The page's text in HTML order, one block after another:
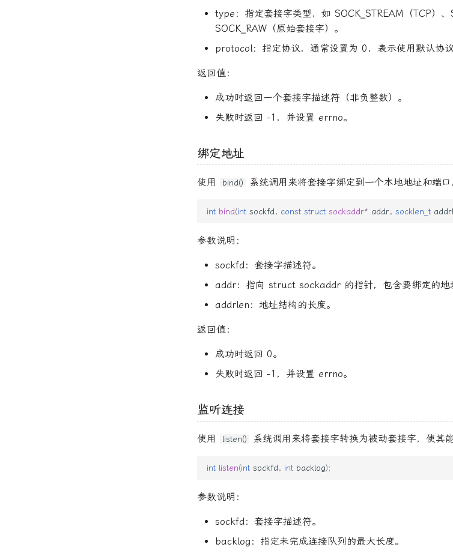
type：指定套接字类型，如 SOCK_STREAM（TCP）
SOCK_RAW（原始套接字）。
protocol：指定协议，通常设置为 0，表示使用默认协议
返回值：
成功时返回一个套接字描述符（非负整数）。
失败时返回 -1，并设置 errno。
绑定地址
使用 bind() 系统调用来将套接字绑定到一个本地地址和端口
int bind(int sockfd, const struct sockaddr* addr, socklen_t
参数说明：
sockfd：套接字描述符。
addr：指向 struct sockaddr 的指针，包含要绑定的地
addrlen：地址结构的长度。
返回值：
成功时返回 0。
失败时返回 -1，并设置 errno。
监听连接
使用 listen() 系统调用来将套接字转换为被动套接字，使其
int listen(int sockfd, int backlog);
参数说明：
sockfd：套接字描述符。
backlog：指定未完成连接队列的最大长度。